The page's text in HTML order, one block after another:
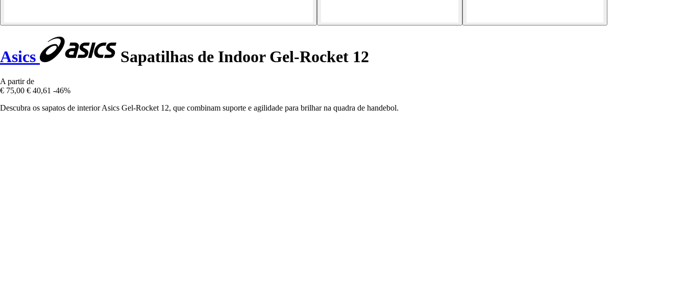
Asics Sapatilhas de Indoor Gel-Rocket 12
A partir de
€ 75,00 € 40,61 -46%
Descubra os sapatos de interior Asics Gel-Rocket 12, que combinam suporte e agilidade para brilhar na quadra de handebol.